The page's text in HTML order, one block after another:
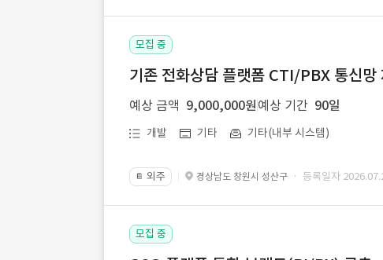
모집 중
기존 전화상담 플랫폼 CTI/PBX 통신망
예상 금액 9,000,000원 예상 기간 90일
개발 기타 기타(내부 시스템)
📔 외주 경상남도 창원시 성산구 · 등록일자
모집 중